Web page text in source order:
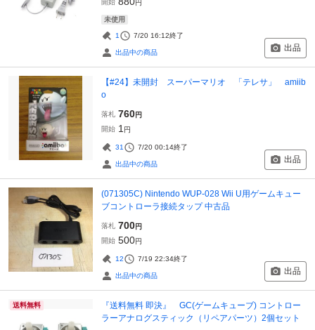
円
未使用
1 7/20 16:12終了
出品中の商品 出品
【#24】未開封 スーパーマリオ 「テレサ」 amiib
o
落札 760円
開始 1 円
31 7/20 00:14終了
出品中の商品 出品
(071305C) Nintendo WUP-028 Wii U用ゲームキュー
ブコントローラ接続タップ 中古品
落札 700円
開始 500円
12 7/19 22:34終了
出品中の商品 出品
送料無料
『送料無料 即決』 GC(ゲームキューブ) コントロー
ラーアナログスティック（リペアパーツ）2個セット